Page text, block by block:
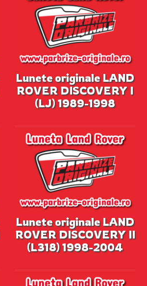
Lunete originale LAND
ROVER DISCOVERY I
(LJ) 1989-1998
Lunete originale LAND
ROVER DISCOVERY II
(L318) 1998-2004